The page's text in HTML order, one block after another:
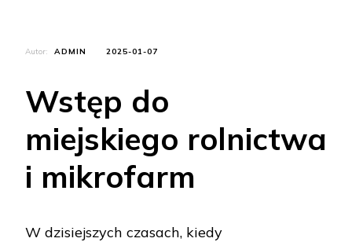
Autor: ADMIN 2025-01-07
Wstęp do
miejskiego rolnictwa
i mikrofarm
W dzisiejszych czasach, kiedy